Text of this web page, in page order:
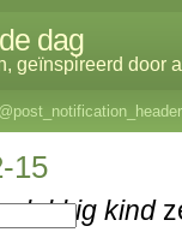
dag
geïnspireerd door
15
kind